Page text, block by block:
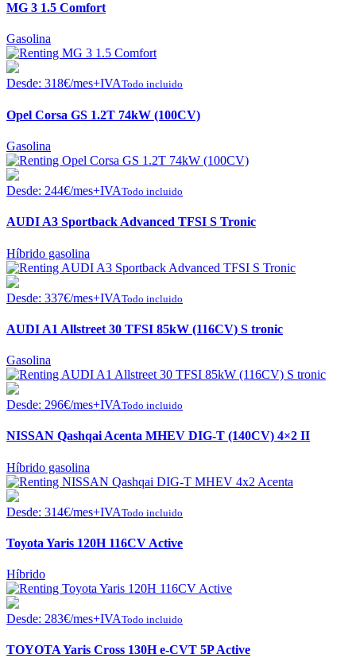
MG 3 1.5 Comfort
Gasolina
Desde: 318€/mes+IVATodo incluido
Opel Corsa GS 1.2T 74kW (100CV)
Gasolina
Desde: 244€/mes+IVATodo incluido
AUDI A3 Sportback Advanced TFSI S Tronic
Híbrido gasolina
Desde: 337€/mes+IVATodo incluido
AUDI A1 Allstreet 30 TFSI 85kW (116CV) S tronic
Gasolina
Desde: 296€/mes+IVATodo incluido
NISSAN Qashqai Acenta MHEV DIG-T (140CV) 4×2 II
Híbrido gasolina
Desde: 314€/mes+IVATodo incluido
Toyota Yaris 120H 116CV Active
Híbrido
Desde: 283€/mes+IVATodo incluido
TOYOTA Yaris Cross 130H e-CVT 5P Active